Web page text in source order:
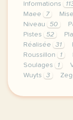
Informations
Maee
7 Mise
Niveau
50
Pistes
52
Réalisée
31
Roussillon
1
Soulages
1
Wuyts
3
le respect